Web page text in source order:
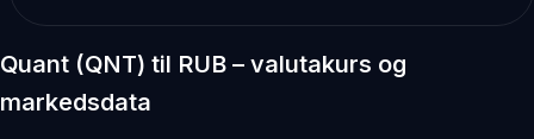
Quant (QNT) til RUB – valutakurs og
markedsdata